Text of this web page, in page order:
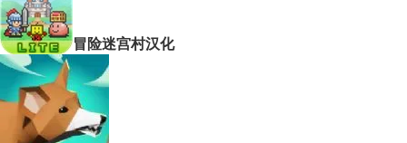
冒险迷宫村汉化